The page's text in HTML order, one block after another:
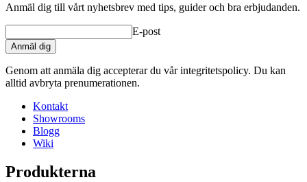
Anmäl dig till vårt nyhetsbrev med tips, guider och bra erbjudanden.
E-post
Anmäl dig
Genom att anmäla dig accepterar du vår integritetspolicy. Du kan
alltid avbryta prenumerationen.
Kontakt
Showrooms
Blogg
Wiki
Produkterna